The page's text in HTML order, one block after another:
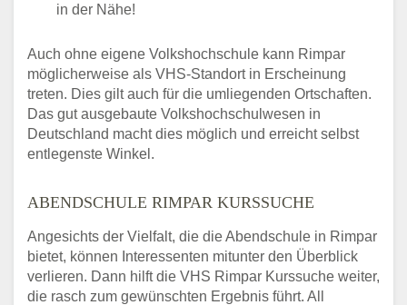
in der Nähe!
Auch ohne eigene Volkshochschule kann Rimpar
möglicherweise als VHS-Standort in Erscheinung
treten. Dies gilt auch für die umliegenden Ortschaften.
Das gut ausgebaute Volkshochschulwesen in
Deutschland macht dies möglich und erreicht selbst
entlegenste Winkel.
ABENDSCHULE RIMPAR KURSSUCHE
Angesichts der Vielfalt, die die Abendschule in Rimpar
bietet, können Interessenten mitunter den Überblick
verlieren. Dann hilft die VHS Rimpar Kurssuche weiter,
die rasch zum gewünschten Ergebnis führt. All